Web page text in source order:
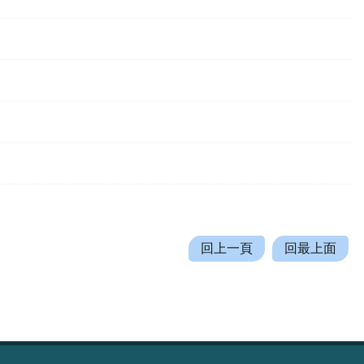
回上一頁 回最上面